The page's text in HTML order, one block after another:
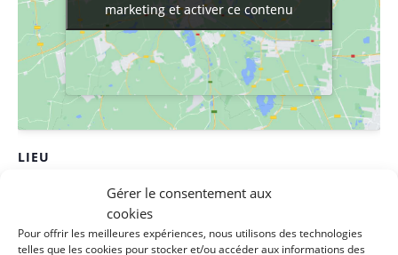
Gérer le consentement aux
cookies
Pour offrir les meilleures expériences, nous utilisons des technologies
telles que les cookies pour stocker et/ou accéder aux informations des
LIEU
Maison de la solidarité
1 rue des filatures
Clisson, 44190 France + Google Map
marketing et activer ce contenu
marketing et activer ce contenu